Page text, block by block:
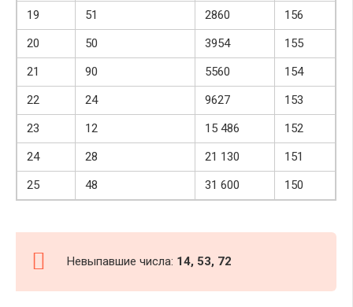
19
51 2860
156
20
50 3954
155
21
90 5560
154
22
24 9627
153
23
12 15 486
152
24
28 21 130
151
25
48 31 600 150
Невыпавшие числа: 14, 53, 72